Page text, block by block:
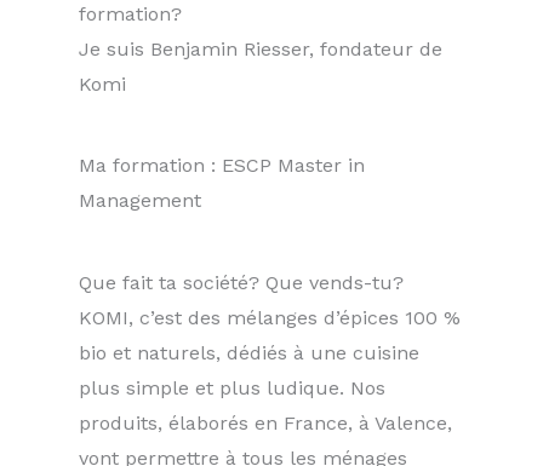
formation?
Je suis Benjamin Riesser, fondateur de
Komi
Ma formation : ESCP Master in
Management
Que fait ta société? Que vends-tu?
KOMI, c’est des mélanges d’épices 100 %
bio et naturels, dédiés à une cuisine
plus simple et plus ludique. Nos
produits, élaborés en France, à Valence,
vont permettre à tous les ménages